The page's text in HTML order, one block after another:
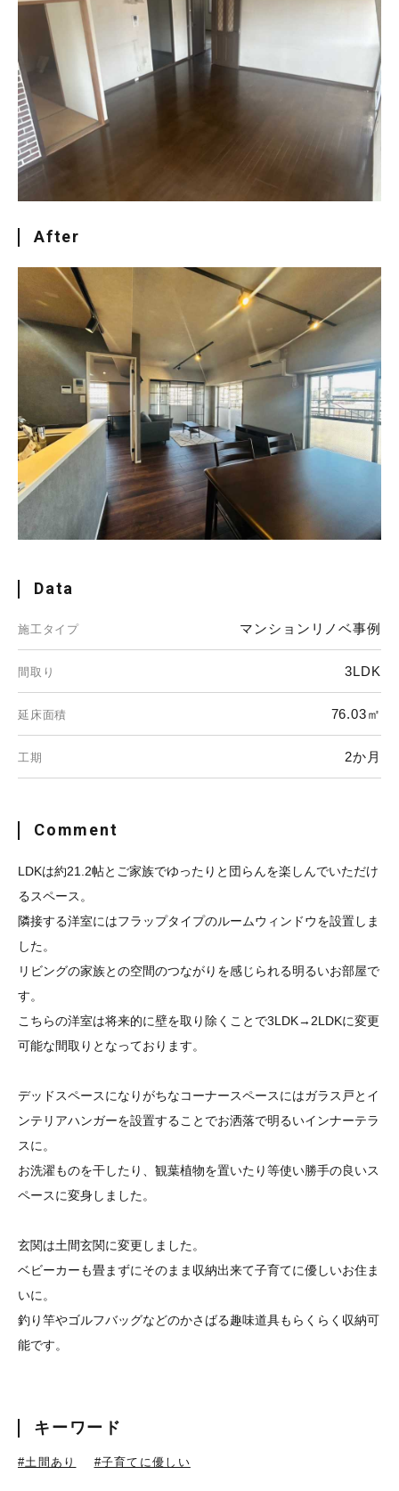
After
Data
施工タイプ マンションリノベ事例
間取り 3LDK
延床面積 76.03㎡
工期 2か月
Comment
LDKは約21.2帖とご家族でゆったりと団らんを楽しんでいただけ
るスペース。
隣接する洋室にはフラップタイプのルームウィンドウを設置しま
した。
リビングの家族との空間のつながりを感じられる明るいお部屋で
す。
こちらの洋室は将来的に壁を取り除くことで3LDK→2LDKに変更
可能な間取りとなっております。
デッドスペースになりがちなコーナースペースにはガラス戸とイ
ンテリアハンガーを設置することでお洒落で明るいインナーテラ
スに。
お洗濯ものを干したり、観葉植物を置いたり等使い勝手の良いス
ペースに変身しました。
玄関は土間玄関に変更しました。
ベビーカーも畳まずにそのまま収納出来て子育てに優しいお住ま
いに。
釣り竿やゴルフバッグなどのかさばる趣味道具もらくらく収納可
能です。
キーワード
#土間あり #子育てに優しい